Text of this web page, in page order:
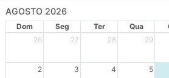
AGOSTO 2026
Dom Seg Ter Qua
26
27 28 29
2 3 4 5